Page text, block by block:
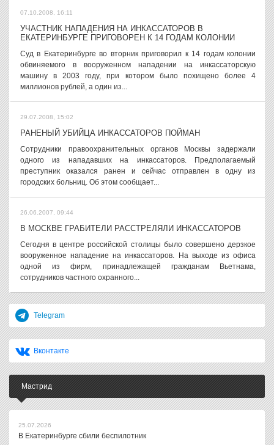
07.10.2008, 16:11
УЧАСТНИК НАПАДЕНИЯ НА ИНКАССАТОРОВ В
ЕКАТЕРИНБУРГЕ ПРИГОВОРЕН К 14 ГОДАМ КОЛОНИИ
Суд в Екатеринбурге во вторник приговорил к 14 годам колонии
обвиняемого в вооруженном нападении на инкассаторскую
машину в 2003 году, при котором было похищено более 4
миллионов рублей, а один из...
29.07.2008, 15:02
РАНЕНЫЙ УБИЙЦА ИНКАССАТОРОВ ПОЙМАН
Сотрудники правоохранительных органов Москвы задержали
одного из нападавших на инкассаторов. Предполагаемый
преступник оказался ранен и сейчас отправлен в одну из
городских больниц. Об этом сообщает...
26.06.2007, 09:44
В МОСКВЕ ГРАБИТЕЛИ РАССТРЕЛЯЛИ ИНКАССАТОРОВ
Сегодня в центре российской столицы было совершено дерзкое
вооруженное нападение на инкассаторов. На выходе из офиса
одной из фирм, принадлежащей гражданам Вьетнама,
сотрудников частного охранного...
Telegram
Вконтакте
Мастрид
25.07.2026
В Екатеринбурге сбили беспилотник